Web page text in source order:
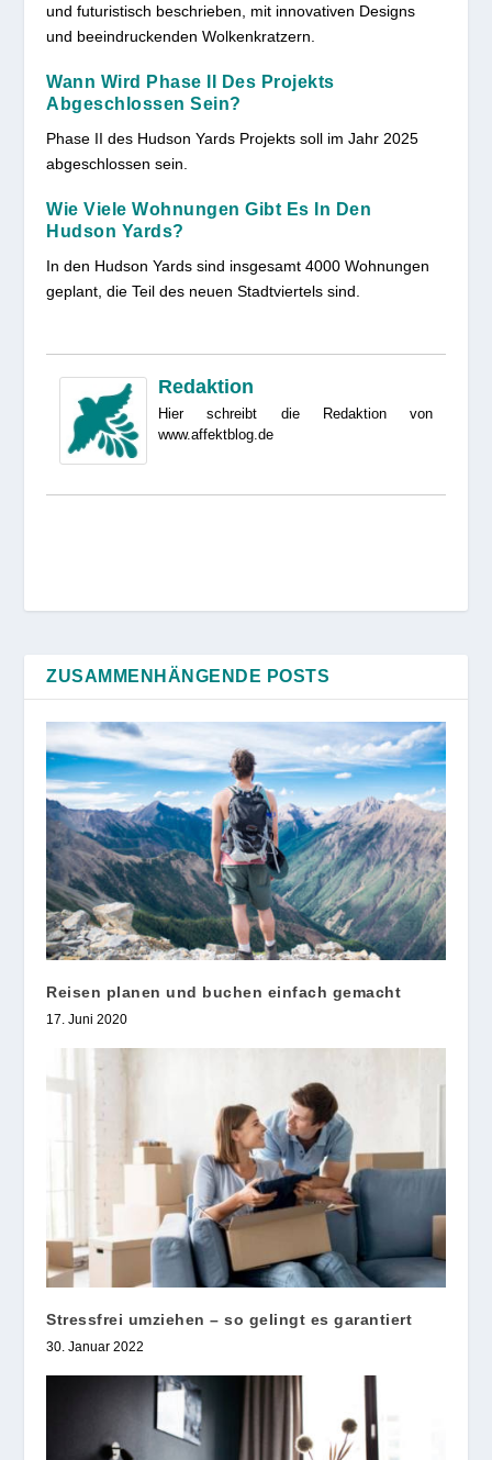
und futuristisch beschrieben, mit innovativen Designs
und beeindruckenden Wolkenkratzern.
Wann Wird Phase II Des Projekts
Abgeschlossen Sein?
Phase II des Hudson Yards Projekts soll im Jahr 2025
abgeschlossen sein.
Wie Viele Wohnungen Gibt Es In Den
Hudson Yards?
In den Hudson Yards sind insgesamt 4000 Wohnungen
geplant, die Teil des neuen Stadtviertels sind.
Redaktion
Hier schreibt die Redaktion von
www.affektblog.de
ZUSAMMENHÄNGENDE POSTS
Reisen planen und buchen einfach gemacht
17. Juni 2020
Stressfrei umziehen – so gelingt es garantiert
30. Januar 2022